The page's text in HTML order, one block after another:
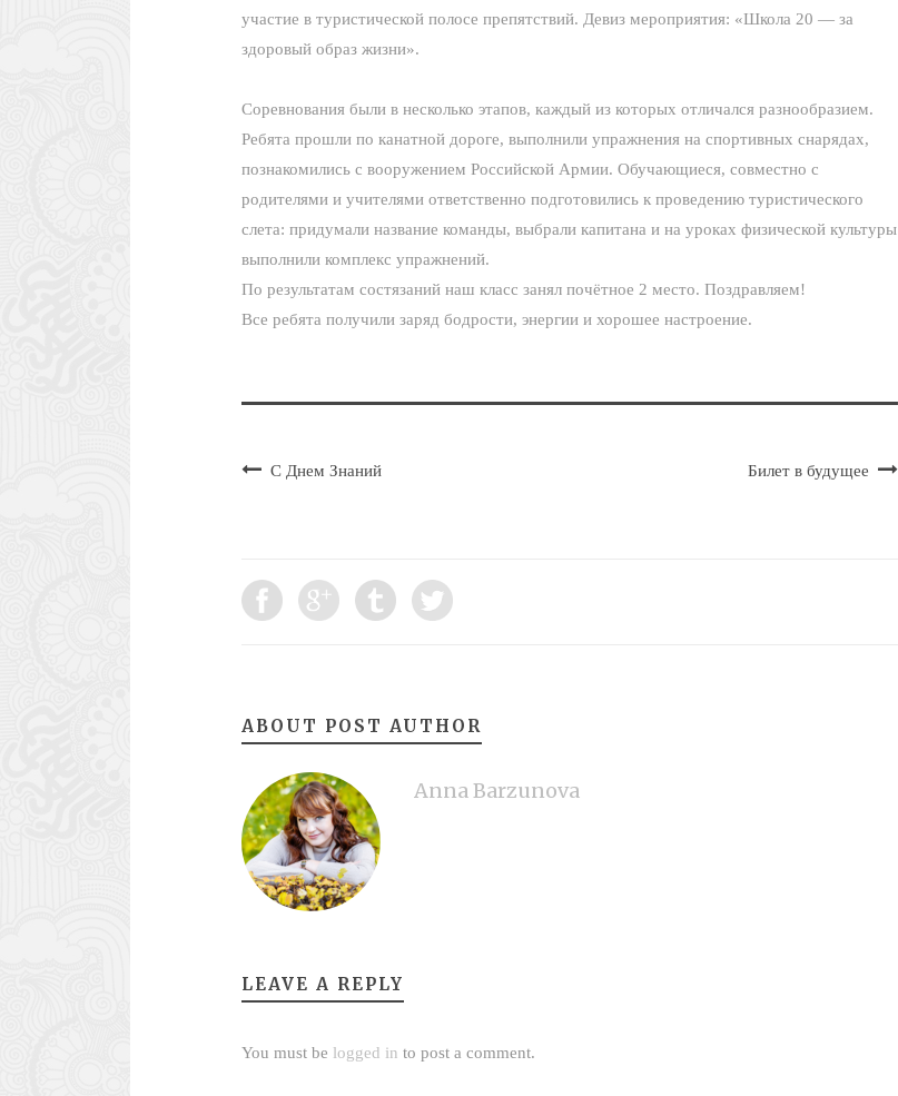
участие в туристической полосе препятствий. Девиз мероприятия: «Школа 20 — за
здоровый образ жизни».
Соревнования были в несколько этапов, каждый из которых отличался разнообразием.
Ребята прошли по канатной дороге, выполнили упражнения на спортивных снарядах,
познакомились с вооружением Российской Армии. Обучающиеся, совместно с
родителями и учителями ответственно подготовились к проведению туристического
слета: придумали название команды, выбрали капитана и на уроках физической культуры
выполнили комплекс упражнений.
По результатам состязаний наш класс занял почётное 2 место. Поздравляем!
Все ребята получили заряд бодрости, энергии и хорошее настроение.
С Днем Знаний Билет в будущее
ABOUT POST AUTHOR
Anna Barzunova
LEAVE A REPLY
You must be logged in to post a comment.